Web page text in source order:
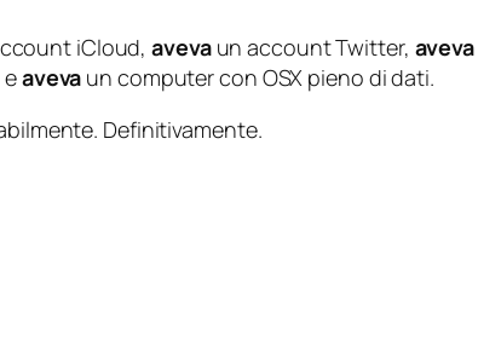
iCloud,avevaun account Twitter, aveva
aveva un computer con OSX pieno di dati.
Definitivamente.